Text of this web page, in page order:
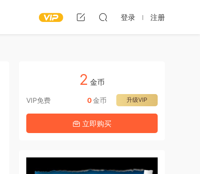
登录 注册
2 金币
VIP免费 升级VIP
0金币
立即购买